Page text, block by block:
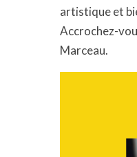
artistique et
Accrochez-
Marceau.